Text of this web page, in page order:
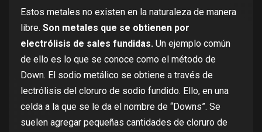
Estos metales no existen en la naturaleza de manera
libre. Son metales que se obtienen por
electrólisis de sales fundidas. Un ejemplo común
de ello es lo que se conoce como el método de
Down. El sodio metálico se obtiene a través de
lectrólisis del cloruro de sodio fundido. Ello, en una
celda a la que se le da el nombre de “Downs”. Se
suelen agregar pequeñas cantidades de cloruro de